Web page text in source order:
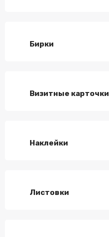
Бирки
Визитные карточки
Наклейки
Листовки